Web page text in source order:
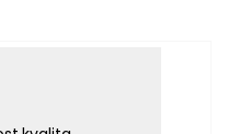
obchodu je 5 z 5 hvězdiček.